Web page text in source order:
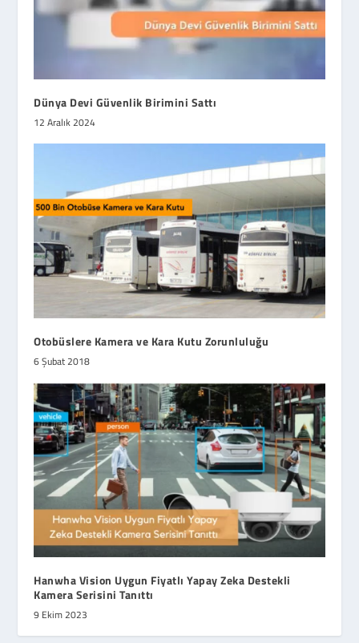
Dünya Devi Güvenlik Birimini Sattı
12 Aralık 2024
Otobüslere Kamera ve Kara Kutu Zorunluluğu
6 Şubat 2018
Hanwha Vision Uygun Fiyatlı Yapay Zeka Destekli
Kamera Serisini Tanıttı
9 Ekim 2023